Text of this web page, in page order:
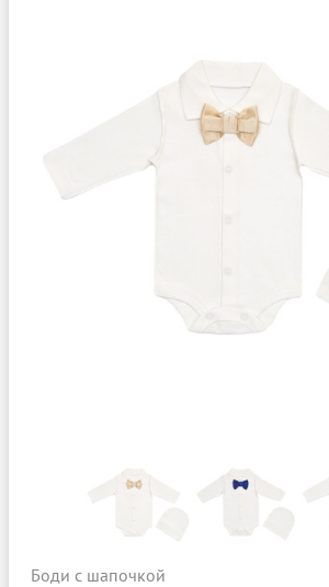
Боди с шапочкой